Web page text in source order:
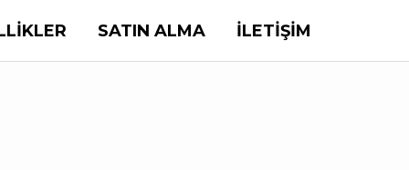
SATIN ALMA İLETIŞIM